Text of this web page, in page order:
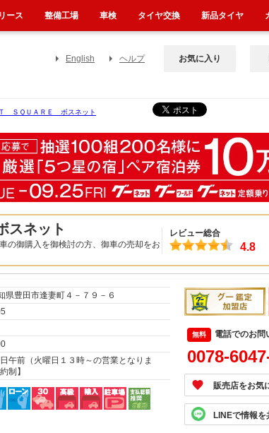
English ヘルプ お気に入り
ＳＱＵＡＲＥ ボスネット
ネット
の御購入を御検討の方、御車の売却をお
レビュー総合
4.8
県豊田市逢妻町４－７９－６
午前（火曜日１３時～の営業となりま
制】
電話でのお問
0078-
販売店をお気
LINEで情報を
ース 整備工場 車検 タイヤ交換 新品タイヤ